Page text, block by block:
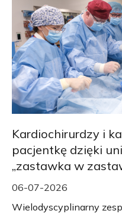
Kardiochirurdzy i
pacjentkę dzięki
„zastawka w
06-07-2026
Wielodyscyplinarny